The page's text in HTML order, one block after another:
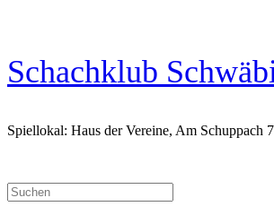
Schachklub
Spiellokal: Haus der Vereine, Am Schuppach
Suchen
nach: